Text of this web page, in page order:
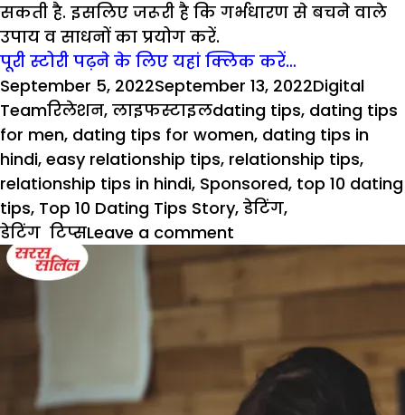
सकती है. इसलिए जरूरी है कि गर्भधारण से बचने वाले
उपाय व साधनों का प्रयोग करें.
पूरी स्टोरी पढ़ने के लिए यहां क्लिक करें…
Posted
on
September 5, 2022September 13, 2022Author
Digital
TeamCategories
रिलेशन, लाइफस्टाइलTags
dating tips, dating tips
for men, dating tips for women, dating tips in
hindi, easy relationship tips, relationship tips,
relationship tips in hindi, Sponsored, top 10 dating
tips, Top 10 Dating Tips Story, डेटिंग,
डेटिंग टिप्सLeave a comment
Top
Hindi